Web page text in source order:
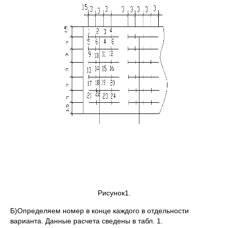
Рисунок1.
Б)Определяем номер в конце каждого в отдельности
варианта. Данные расчета сведены в табл. 1.